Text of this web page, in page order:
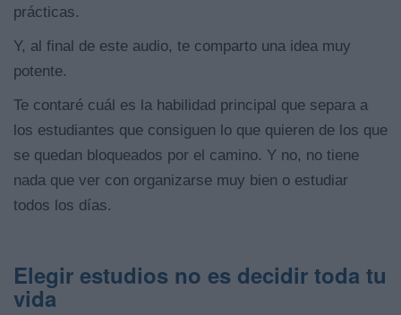
prácticas.
Y, al final de este audio, te comparto una idea muy
potente.
Te contaré cuál es la habilidad principal que separa a
los estudiantes que consiguen lo que quieren de los que
se quedan bloqueados por el camino. Y no, no tiene
nada que ver con organizarse muy bien o estudiar
todos los días.
Elegir estudios no es decidir toda tu
vida